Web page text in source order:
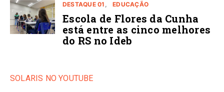
DESTAQUE 01 EDUCAÇÃO
Escola de Flores da Cunha
está entre as cinco melhores
do RS no Ideb
SOLARIS NO YOUTUBE